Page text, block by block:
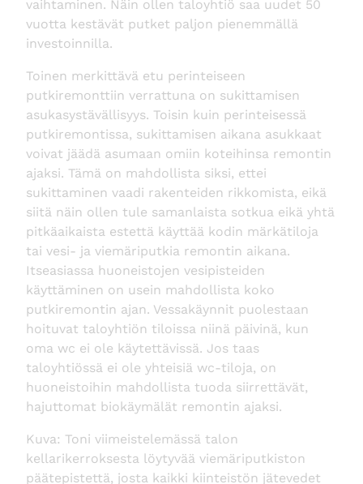
vaihtaminen. Näin ollen taloyhtiö saa uudet 50
vuotta kestävät putket paljon pienemmällä
investoinnilla.
Toinen merkittävä etu perinteiseen
putkiremonttiin verrattuna on sukittamisen
asukasystävällisyys. Toisin kuin perinteisessä
putkiremontissa, sukittamisen aikana asukkaat
voivat jäädä asumaan omiin koteihinsa remontin
ajaksi. Tämä on mahdollista siksi, ettei
sukittaminen vaadi rakenteiden rikkomista, eikä
siitä näin ollen tule samanlaista sotkua eikä yhtä
pitkäaikaista estettä käyttää kodin märkätiloja
tai vesi- ja viemäriputkia remontin aikana.
Itseasiassa huoneistojen vesipisteiden
käyttäminen on usein mahdollista koko
putkiremontin ajan. Vessakäynnit puolestaan
hoituvat taloyhtiön tiloissa niinä päivinä, kun
oma wc ei ole käytettävissä. Jos taas
taloyhtiössä ei ole yhteisiä wc-tiloja, on
huoneistoihin mahdollista tuoda siirrettävät,
hajuttomat biokäymälät remontin ajaksi.
Kuva: Toni viimeistelemässä talon
kellarikerroksesta löytyvää viemäriputkiston
päätepistettä, josta kaikki kiinteistön jätevedet